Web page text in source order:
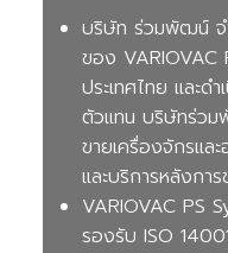
บริษัท ร่วมพัฒน์ จ
ของ VARIOVAC
ประเทศไทย และด
ตัวแทน บริษัทร่วม
ขายเครื่องจักรแล
และบริการหลังกา
VARIOVAC PS
รองรับ ISO